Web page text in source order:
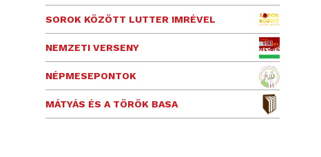
SOROK KÖZÖTT LUTTER IMRÉVEL
NEMZETI VERSENY
NÉPMESEPONTOK
MÁTYÁS ÉS A TÖRÖK BASA